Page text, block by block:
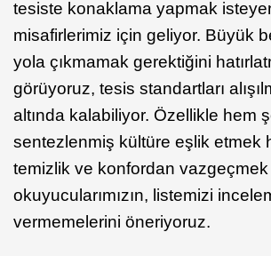
tesiste konaklama yapmak
misafirlerimiz için geliyor. Büyük
yola çıkmamak gerektiğini
görüyoruz, tesis standartları
altında kalabiliyor. Özellikle hem
sentezlenmiş kültüre eşlik etmek
temizlik ve konfordan
okuyucularımızın, listemizi
vermemelerini öneriyoruz.